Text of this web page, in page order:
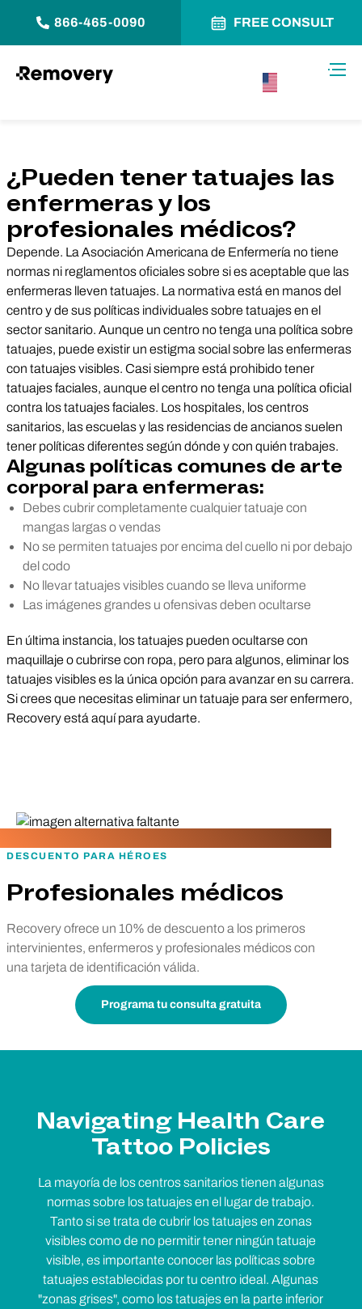
866-465-0090 FREE CONSULT
¿Pueden tener tatuajes las
enfermeras y los
profesionales médicos?
Depende. La Asociación Americana de Enfermería no tiene
normas ni reglamentos oficiales sobre si es aceptable que las
enfermeras lleven tatuajes. La normativa está en manos del
centro y de sus políticas individuales sobre tatuajes en el
sector sanitario. Aunque un centro no tenga una política sobre
tatuajes, puede existir un estigma social sobre las enfermeras
con tatuajes visibles. Casi siempre está prohibido tener
tatuajes faciales, aunque el centro no tenga una política oficial
contra los tatuajes faciales. Los hospitales, los centros
sanitarios, las escuelas y las residencias de ancianos suelen
tener políticas diferentes según dónde y con quién trabajes.
Algunas políticas comunes de arte
corporal para enfermeras:
Debes cubrir completamente cualquier tatuaje con
mangas largas o vendas
No se permiten tatuajes por encima del cuello ni por debajo
del codo
No llevar tatuajes visibles cuando se lleva uniforme
Las imágenes grandes u ofensivas deben ocultarse
En última instancia, los tatuajes pueden ocultarse con
maquillaje o cubrirse con ropa, pero para algunos, eliminar los
tatuajes visibles es la única opción para avanzar en su carrera.
Si crees que necesitas eliminar un tatuaje para ser enfermero,
Recovery está aquí para ayudarte.
DESCUENTO PARA HÉROES
Profesionales médicos
Recovery ofrece un 10% de descuento a los primeros
intervinientes, enfermeros y profesionales médicos con
una tarjeta de identificación válida.
Programa tu consulta gratuita
Navigating Health Care
Tattoo Policies
La mayoría de los centros sanitarios tienen algunas
normas sobre los tatuajes en el lugar de trabajo.
Tanto si se trata de cubrir los tatuajes en zonas
visibles como de no permitir tener ningún tatuaje
visible, es importante conocer las políticas sobre
tatuajes establecidas por tu centro ideal. Algunas
"zonas grises", como los tatuajes en la parte inferior